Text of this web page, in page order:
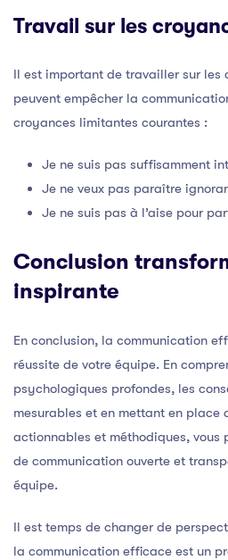
Travail sur les
Il est important de travailler sur les
peuvent empêcher la
croyances limitantes courantes :
Je ne suis pas suffisamment
Je ne veux pas paraître
Je ne suis pas à l’aise pour
Conclusion
inspirante
En conclusion, la communication
réussite de votre équipe. En
psychologiques profondes, les
mesurables et en mettant en place
actionnables et méthodiques, vous
de communication ouverte et
équipe.
Il est temps de changer de
la communication efficace est un